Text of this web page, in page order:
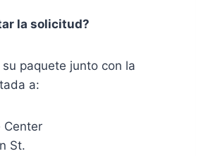
la solicitud?
paquete junto con la
a:
Center
St.